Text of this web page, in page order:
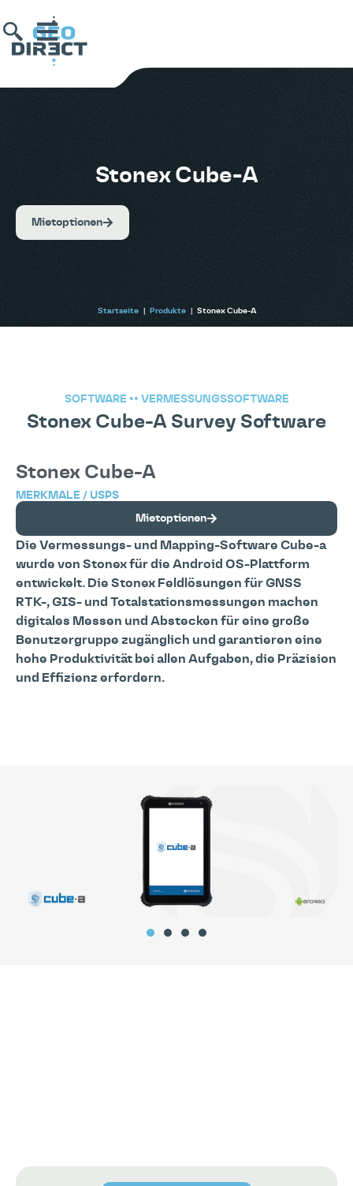
Stonex Cube-A
Mietoptionen
Startseite| Produkte| Stonex Cube-A
SOFTWARE •• VERMESSUNGSSOFTWARE
Stonex Cube-A Survey Software
Die Vermessungs- und Mapping-Software Cube-a
wurde von Stonex für die Android OS-Plattform
entwickelt. Die Stonex Feldlösungen für GNSS
RTK-, GIS- und Totalstationsmessungen machen
digitales Messen und Abstecken für eine große
Benutzergruppe zugänglich und garantieren eine
hohe Produktivität bei allen Aufgaben, die Präzision
und Effizienz erfordern.
Stonex Cube-A
MERKMALE / USPS
Mietoptionen